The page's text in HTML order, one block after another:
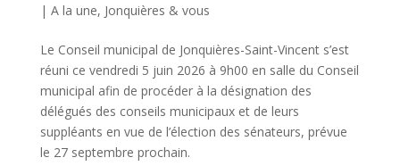
| A la une, Jonquières & vous
Le Conseil municipal de Jonquières-Saint-Vincent s’est
réuni ce vendredi 5 juin 2026 à 9h00 en salle du Conseil
municipal afin de procéder à la désignation des
délégués des conseils municipaux et de leurs
suppléants en vue de l’élection des sénateurs, prévue
le 27 septembre prochain.